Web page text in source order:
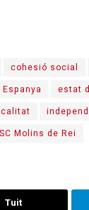
cohesió social
Espanya
estat
Molins de Rei
Tuit